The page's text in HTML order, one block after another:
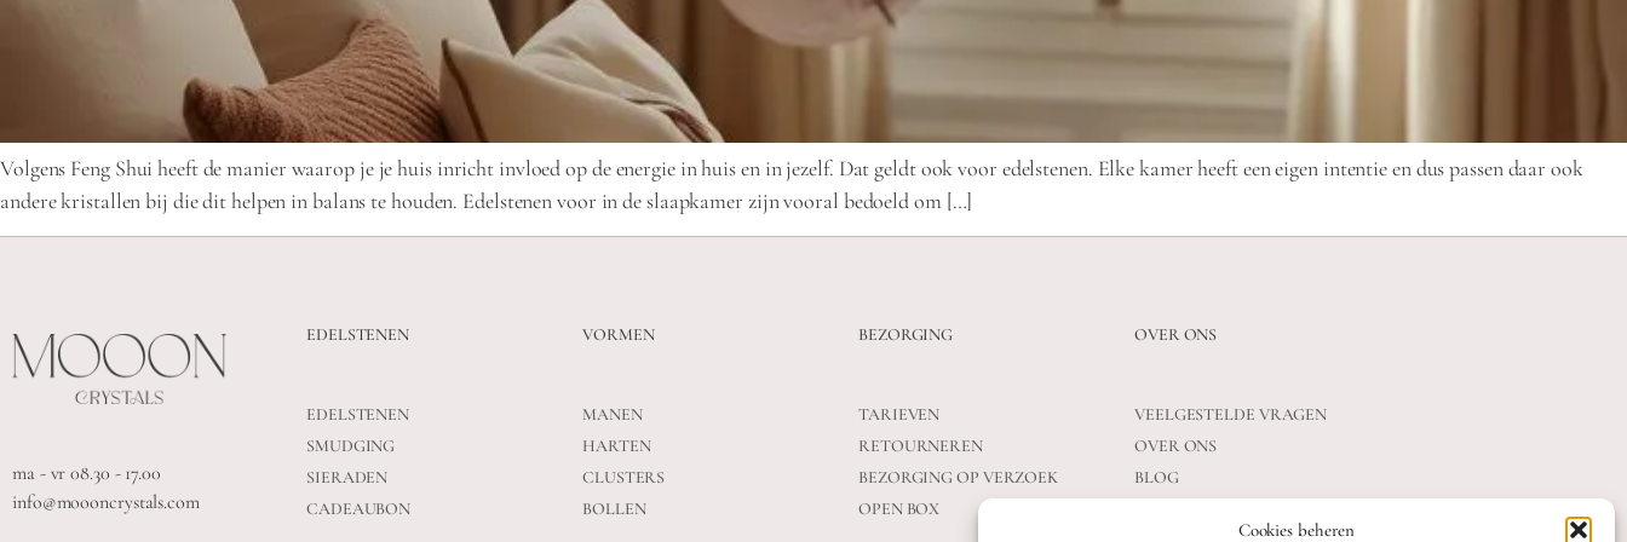
Cookies beheren
Volgens Feng Shui heeft de manier waarop je je huis inricht invloed op de energie in huis en in jezelf. Dat geldt ook voor edelstenen. Elke kamer heeft een eigen intentie en dus passen daar ook
andere kristallen bij die dit helpen in balans te houden. Edelstenen voor in de slaapkamer zijn vooral bedoeld om […]
ma - vr 08.30 - 17.00
info@moooncrystals.com
EDELSTENEN
EDELSTENEN
SMUDGING
SIERADEN
CADEAUBON
VORMEN
MANEN
HARTEN
CLUSTERS
BOLLEN
BEZORGING
TARIEVEN
RETOURNEREN
BEZORGING OP VERZOEK
OPEN BOX
OVER ONS
VEELGESTELDE VRAGEN
OVER ONS
BLOG